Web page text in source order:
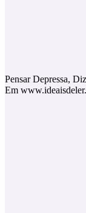
Pensar Depressa,
Em